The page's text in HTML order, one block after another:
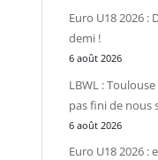
Euro U18 2026 :
demi !
6 août 2026
LBWL :
pas fini de nous
6 août 2026
Euro U18 2026 :